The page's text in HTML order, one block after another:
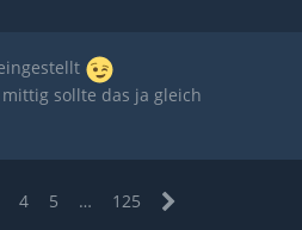
sollte das ja gleich
4 5 … 125